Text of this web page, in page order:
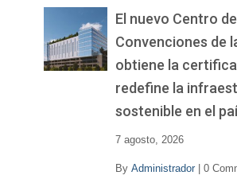
El nuevo Centro de
Convenciones de
obtiene la
redefine la
sostenible en el
7 agosto, 2026
By Administrador 0